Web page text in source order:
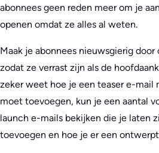
abonnees geen reden meer om je
openen omdat ze alles al weten.
Maak je abonnees nieuwsgierig
zodat ze verrast zijn als de
zeker weet hoe je een teaser e-
moet toevoegen, kun je een aantal
launch e-mails bekijken die je laten
toevoegen en hoe je er een